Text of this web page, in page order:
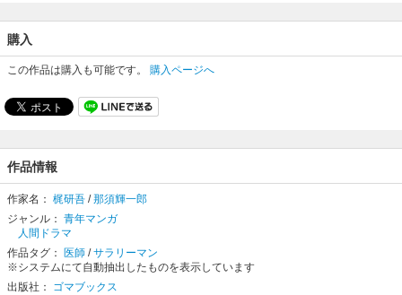
購入
この作品は購入も可能です。 購入ページへ
作品情報
作家名： 梶研吾 /那須輝一郎
ジャンル： 青年マンガ
人間ドラマ
作品タグ：
医師 /サラリーマン
※システムにて自動抽出したものを表示しています
出版社： ゴマブックス